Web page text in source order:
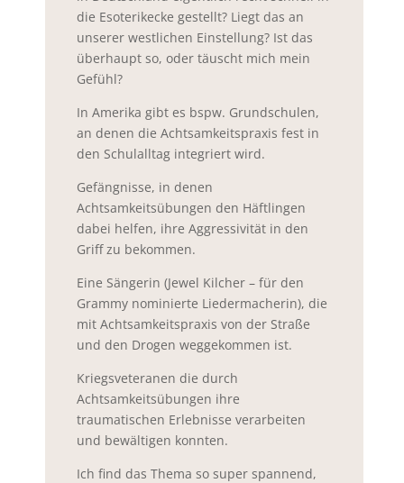
die Esoterikecke gestellt? Liegt das an
unserer westlichen Einstellung? Ist das
überhaupt so, oder täuscht mich mein
Gefühl?
In Amerika gibt es bspw. Grundschulen,
an denen die Achtsamkeitspraxis fest in
den Schulalltag integriert wird.
Gefängnisse, in denen
Achtsamkeitsübungen den Häftlingen
dabei helfen, ihre Aggressivität in den
Griff zu bekommen.
Eine Sängerin (Jewel Kilcher – für den
Grammy nominierte Liedermacherin), die
mit Achtsamkeitspraxis von der Straße
und den Drogen weggekommen ist.
Kriegsveteranen die durch
Achtsamkeitsübungen ihre
traumatischen Erlebnisse verarbeiten
und bewältigen konnten.
Ich find das Thema so super spannend,